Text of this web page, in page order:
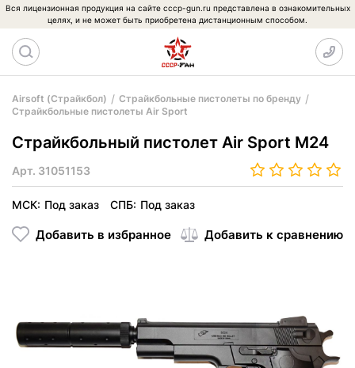
Вся лицензионная продукция на сайте cccp-gun.ru представлена в ознакомительных
целях, и не может быть приобретена дистанционным способом.
Airsoft (Страйкбол)
Страйкбольные пистолеты по бренду
Страйкбольные пистолеты Air Sport
Страйкбольный пистолет Air Sport M24
Арт. 31051153
МСК: Под заказ СПБ: Под заказ
Добавить в избранное Добавить к сравнению